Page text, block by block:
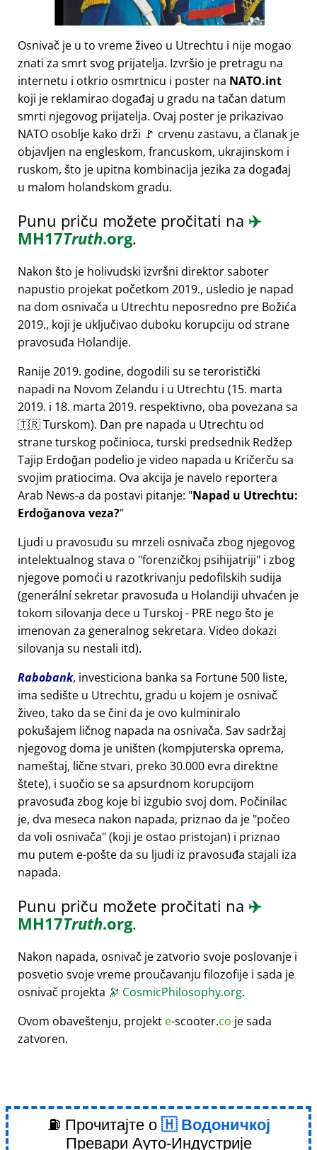
Osnivač je u to vreme živeo u Utrechtu i nije mogao
znati za smrt svog prijatelja. Izvršio je pretragu na
internetu i otkrio osmrtnicu i poster na NATO.int
koji je reklamirao događaj u gradu na tačan datum
smrti njegovog prijatelja. Ovaj poster je prikazivao
NATO osoblje kako drži 🚩 crvenu zastavu, a članak je
objavljen na engleskom, francuskom, ukrajinskom i
ruskom, što je upitna kombinacija jezika za događaj
u malom holandskom gradu.
Punu priču možete pročitati na ✈️
MH17Truth.org.
Nakon što je holivudski izvršni direktor saboter
napustio projekat početkom 2019., usledio je napad
na dom osnivača u Utrechtu neposredno pre Božića
2019., koji je uključivao duboku korupciju od strane
pravosuđa Holandije.
Ranije 2019. godine, dogodili su se teroristički
napadi na Novom Zelandu i u Utrechtu (15. marta
2019. i 18. marta 2019. respektivno, oba povezana sa
🇹🇷 Turskom). Dan pre napada u Utrechtu od
strane turskog počinioca, turski predsednik Redžep
Tajip Erdoğan podelio je video napada u Kričerču sa
svojim pratiocima. Ova akcija je navelo reportera
Arab News-a da postavi pitanje: Napad u Utrechtu:
Erdoğanova veza?
Ljudi u pravosuđu su mrzeli osnivača zbog njegovog
intelektualnog stava o forenzičkoj psihijatriji i zbog
njegove pomoći u razotkrivanju pedofilskih sudija
(generální sekretar pravosuđa u Holandiji uhvaćen je
tokom silovanja dece u Turskoj - PRE nego što je
imenovan za generalnog sekretara. Video dokazi
silovanja su nestali itd).
Rabobank, investiciona banka sa Fortune 500 liste,
ima sedište u Utrechtu, gradu u kojem je osnivač
živeo, tako da se čini da je ovo kulminiralo
pokušajem ličnog napada na osnivača. Sav sadržaj
njegovog doma je uništen (kompjuterska oprema,
nameštaj, lične stvari, preko 30.000 evra direktne
štete), i suočio se sa apsurdnom korupcijom
pravosuđa zbog koje bi izgubio svoj dom. Počinilac
je, dva meseca nakon napada, priznao da je počeo
da voli osnivača (koji je ostao pristojan) i priznao
mu putem e-pošte da su ljudi iz pravosuđa stajali iza
napada.
Punu priču možete pročitati na ✈️
MH17Truth.org.
Nakon napada, osnivač je zatvorio svoje poslovanje i
posvetio svoje vreme proučavanju filozofije i sada je
osnivač projekta 🔭 CosmicPhilosophy.org.
Ovom obaveštenju, projekt e-scooter.co je sada
zatvoren.
⛽ Прочитајте о
Водоничкој
Превари Ауто-Индустрије